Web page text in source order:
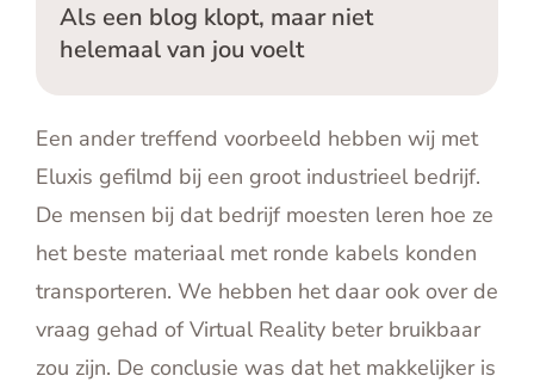
Als een blog klopt, maar niet
helemaal van jou voelt
Een ander treffend voorbeeld hebben wij met
Eluxis gefilmd bij een groot industrieel bedrijf.
De mensen bij dat bedrijf moesten leren hoe ze
het beste materiaal met ronde kabels konden
transporteren. We hebben het daar ook over de
vraag gehad of Virtual Reality beter bruikbaar
zou zijn. De conclusie was dat het makkelijker is